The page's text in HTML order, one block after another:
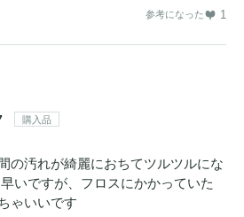
参考になった 1
購入品
の汚れが綺麗におちてツルツルにな
いですが、フロスにかかっていた
ゃいいです